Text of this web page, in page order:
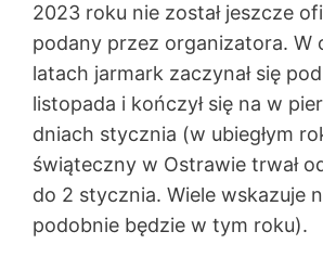
2023 roku nie został jeszcze
podany przez organizatora. W
latach jarmark zaczynał się
listopada i kończył się na w
dniach stycznia (w ubiegłym
świąteczny w Ostrawie trwał
do 2 stycznia. Wiele wskazuje
podobnie będzie w tym roku).